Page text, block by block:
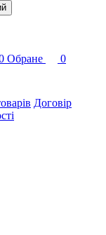
Обране
0
Договір